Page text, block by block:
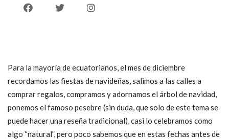
Para la mayoría de ecuatorianos, el mes de diciembre
recordamos las fiestas de navideñas, salimos a las calles a
comprar regalos, compramos y adornamos el árbol de navidad,
ponemos el famoso pesebre (sin duda, que solo de este tema se
puede hacer una reseña tradicional), casi lo celebramos como
algo “natural”, pero poco sabemos que en estas fechas antes de